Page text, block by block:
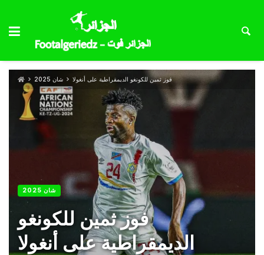
شان 2025 فوز ثمين للكونغو الديمقراطية على أنغولا
شان 2025
فوز ثمين للكونغو
الديمقراطية على أنغولا